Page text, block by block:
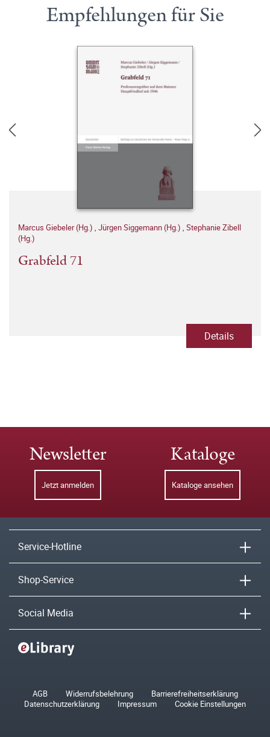
Empfehlungen für Sie
Marcus Giebeler (Hg.) , Jürgen Siggemann (Hg.) , Stephanie Zibell
(Hg.)
Grabfeld 71
Details
Newsletter
Jetzt anmelden
Kataloge
Kataloge ansehen
Service-Hotline
Shop-Service
Social Media
AGB Widerrufsbelehrung
Barrierefreiheitserklärung
Datenschutzerklärung
Impressum Cookie Einstellungen